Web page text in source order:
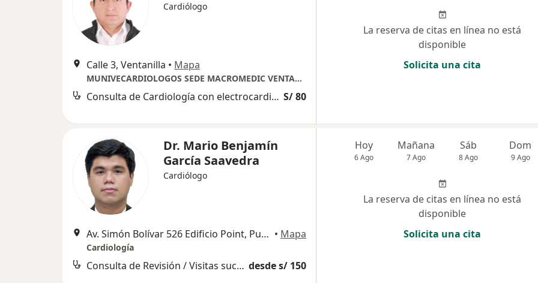
Cardiólogo
Calle 3, Ventanilla • Mapa
MUNIVECARDIOLOGOS SEDE MACROMEDIC VENTANILLA
Consulta de Cardiología con electrocardiograma S/ 80
La reserva de citas en línea no está
disponible
Solicita una cita
Dr. Mario Benjamín
García Saavedra
Cardiólogo
Av. Simón Bolívar 526 Edificio Point, Pueblo Libre • Mapa
Cardiología
Consulta de Revisión / Visitas sucesivas desde s/ 150
Hoy
6 Ago
Mañana
7 Ago
Sáb
8 Ago
Dom
9 Ago
La reserva de citas en línea no está
disponible
Solicita una cita